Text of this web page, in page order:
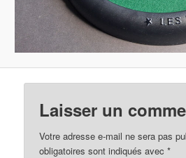
Laisser un
Votre adresse e-mail ne sera pas
obligatoires sont indiqués avec*